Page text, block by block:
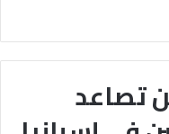
تصاعد